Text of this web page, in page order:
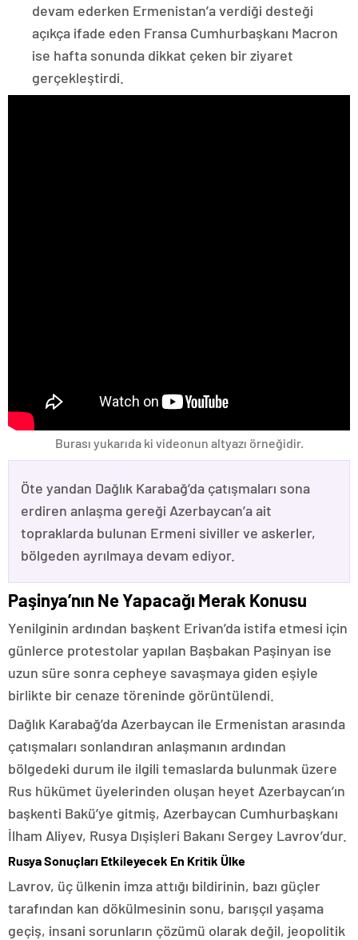
devam ederken Ermenistan’a verdiği desteği
açıkça ifade eden Fransa Cumhurbaşkanı Macron
ise hafta sonunda dikkat çeken bir ziyaret
gerçekleştirdi.
Burası yukarıda ki videonun altyazı örneğidir.
Öte yandan Dağlık Karabağ’da çatışmaları sona
erdiren anlaşma gereği Azerbaycan’a ait
topraklarda bulunan Ermeni siviller ve askerler,
bölgeden ayrılmaya devam ediyor.
Paşinya’nın Ne Yapacağı Merak Konusu
Yenilginin ardından başkent Erivan’da istifa etmesi için
günlerce protestolar yapılan Başbakan Paşinyan ise
uzun süre sonra cepheye savaşmaya giden eşiyle
birlikte bir cenaze töreninde görüntülendi.
Dağlık Karabağ’da Azerbaycan ile Ermenistan arasında
çatışmaları sonlandıran anlaşmanın ardından
bölgedeki durum ile ilgili temaslarda bulunmak üzere
Rus hükümet üyelerinden oluşan heyet Azerbaycan’ın
başkenti Bakü’ye gitmiş, Azerbaycan Cumhurbaşkanı
İlham Aliyev, Rusya Dışişleri Bakanı Sergey Lavrov’dur.
Rusya Sonuçları Etkileyecek En Kritik Ülke
Lavrov, üç ülkenin imza attığı bildirinin, bazı güçler
tarafından kan dökülmesinin sonu, barışçıl yaşama
geçiş, insani sorunların çözümü olarak değil, jeopolitik